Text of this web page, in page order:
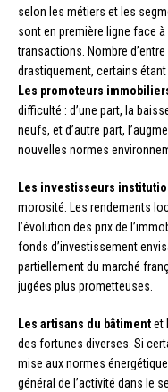
selon les métiers et les
sont en première ligne face
transactions. Nombre
drastiquement, certains
Les promoteurs
difficulté : d’une part, la
neufs, et d’autre part,
nouvelles normes
Les investisseurs
morosité. Les rendements
l’évolution des prix de
fonds d’investissement
partiellement du marché
jugées plus prometteuses.
Les artisans du bâtimentet
des fortunes diverses. Si
mise aux normes
général de l’activité dans le